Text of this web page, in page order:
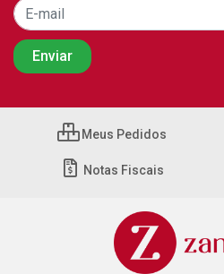
Meus Pedidos
Notas Fiscais